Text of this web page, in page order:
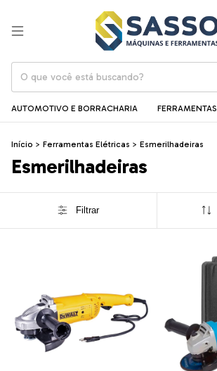
AUTOMOTIVO E BORRACHARIA
Início > Ferramentas Elétricas > Esmerilhadeiras
Esmerilhadeiras
Filtrar